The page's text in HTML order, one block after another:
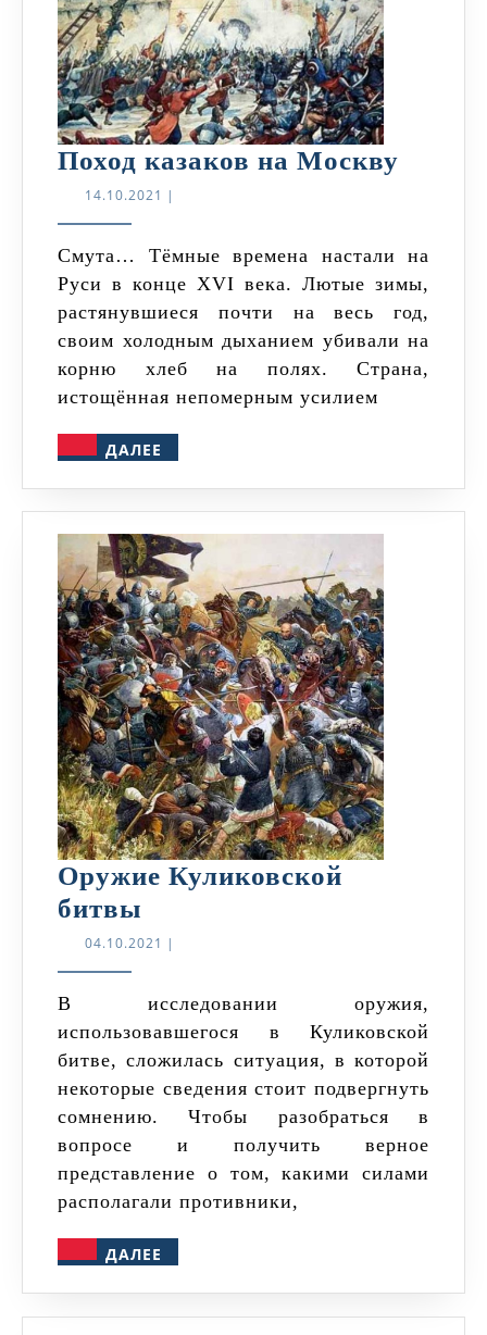
Поход казаков на Москву
14.10.2021 14.10.2021
|
Смута… Тёмные времена настали на
Руси в конце XVI века. Лютые зимы,
растянувшиеся почти на весь год,
своим холодным дыханием убивали на
корню хлеб на полях. Страна,
истощённая непомерным усилием
ДАЛЕЕ
Оружие Куликовской
битвы
Куликовской
04.10.2021 04.10.2021
|
В исследовании оружия,
использовавшегося в Куликовской
битве, сложилась ситуация, в которой
некоторые сведения стоит подвергнуть
сомнению. Чтобы разобраться в
вопросе и получить верное
представление о том, какими силами
располагали противники,
ДАЛЕЕ